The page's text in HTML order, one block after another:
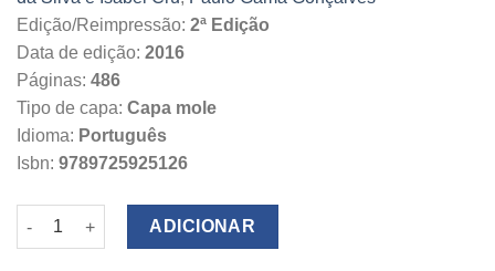
Edição/Reimpressão: 2ª Edição
Data de edição: 2016
Páginas: 486
Tipo de capa: Capa mole
Idioma: Português
Isbn: 9789725925126
Quantidade de Manual de Gestão Financeira Empresarial
ADICIONAR